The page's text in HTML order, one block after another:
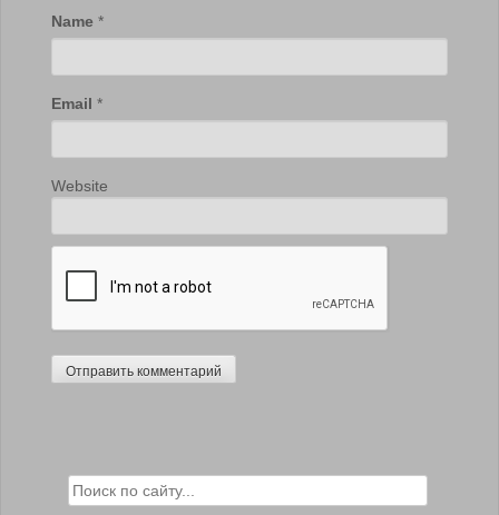
Name *
Email *
Website
Search for: